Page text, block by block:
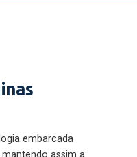
embarcada
assim a